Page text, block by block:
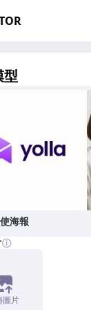
型
海報
圖片